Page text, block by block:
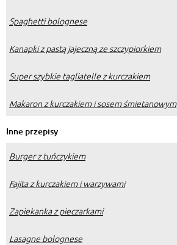
Spaghetti bolognese
Kanapki z pastą jajeczną ze szczypiorkiem
Super szybkie tagliatelle z kurczakiem
Makaron z kurczakiem i sosem śmietanowym
Inne przepisy
Burger z tuńczykiem
Fajita z kurczakiem i warzywami
Zapiekanka z pieczarkami
Lasagne bolognese